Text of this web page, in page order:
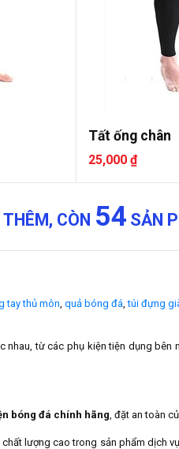
Tất ống chân
25,000 ₫
CÒN 54SẢN
tay thủ môn quả bóng đá ,túi đựng
nhau, từ các phụ kiện tiện dụng
bóng đá chính hãng , đặt an toàn
lượng cao trong sản phẩm dịch